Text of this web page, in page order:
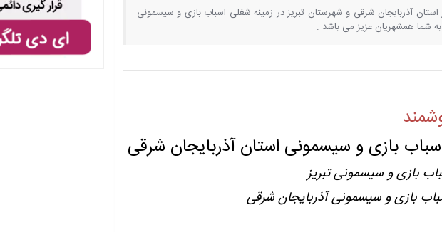
آذربایجان شرقی و شهرستان تبریز در زمینه شغلی اسباب بازی و سیسمونی
شما همشهریان عزیز می باشد .
بازی و سیسمونی استان آذربایجان شرقی
بازی و سیسمونی تبریز
بازی و سیسمونی آذربایجان شرقی